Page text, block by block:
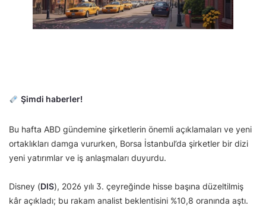
Şimdi haberler!
Bu hafta ABD gündemine şirketlerin önemli açıklamaları ve yeni
ortaklıkları damga vururken, Borsa İstanbul’da şirketler bir dizi
yeni yatırımlar ve iş anlaşmaları duyurdu.
Disney (DIS), 2026 yılı 3. çeyreğinde hisse başına düzeltilmiş
kâr açıkladı; bu rakam analist beklentisini %10,8 oranında aştı.